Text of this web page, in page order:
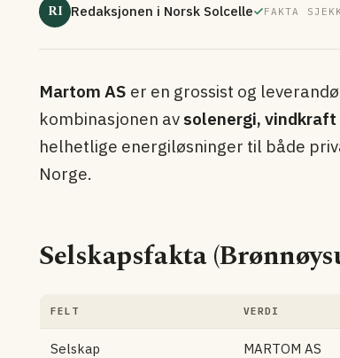
RI Redaksjonen i Norsk Solcelle FAKTA
Martom AS er en grossist og
kombinasjonen av solenergi, vindkraft
helhetlige energi­løsninger til både
Norge.
Selskapsfakta
FELT VERDI
Selskap MARTOM AS